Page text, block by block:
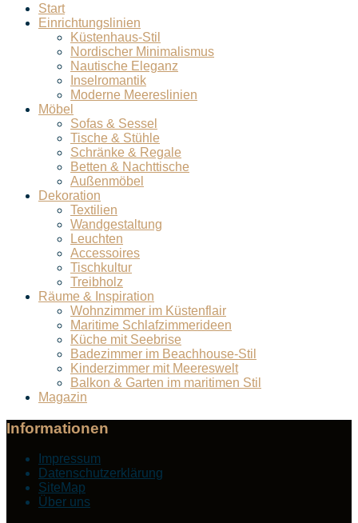
Start
Einrichtungslinien
Küstenhaus-Stil
Nordischer Minimalismus
Nautische Eleganz
Inselromantik
Moderne Meereslinien
Möbel
Sofas & Sessel
Tische & Stühle
Schränke & Regale
Betten & Nachttische
Außenmöbel
Dekoration
Textilien
Wandgestaltung
Leuchten
Accessoires
Tischkultur
Treibholz
Räume & Inspiration
Wohnzimmer im Küstenflair
Maritime Schlafzimmerideen
Küche mit Seebrise
Badezimmer im Beachhouse-Stil
Kinderzimmer mit Meereswelt
Balkon & Garten im maritimen Stil
Magazin
Informationen
Impressum
Datenschutzerklärung
SiteMap
Über uns